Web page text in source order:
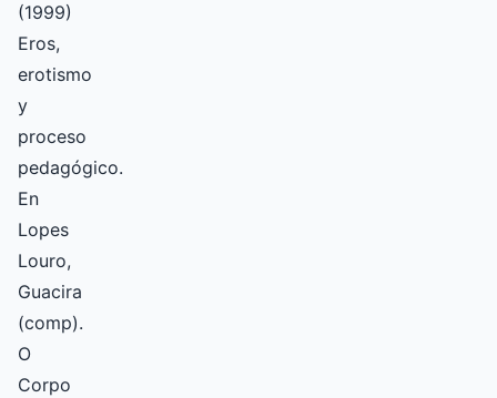
(1999)
Eros,
erotismo
y
proceso
pedagógico.
En
Lopes
Louro,
Guacira
(comp).
O
Corpo